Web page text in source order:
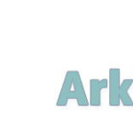
contenido